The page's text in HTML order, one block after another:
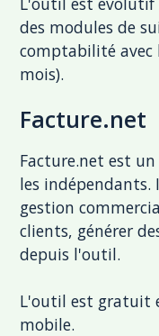
des modules de
comptabilité avec
mois).
Facture.net
Facture.net est
les
gestion
clients, générer
depuis l'outil.
L'outil est gratuit
mobile.